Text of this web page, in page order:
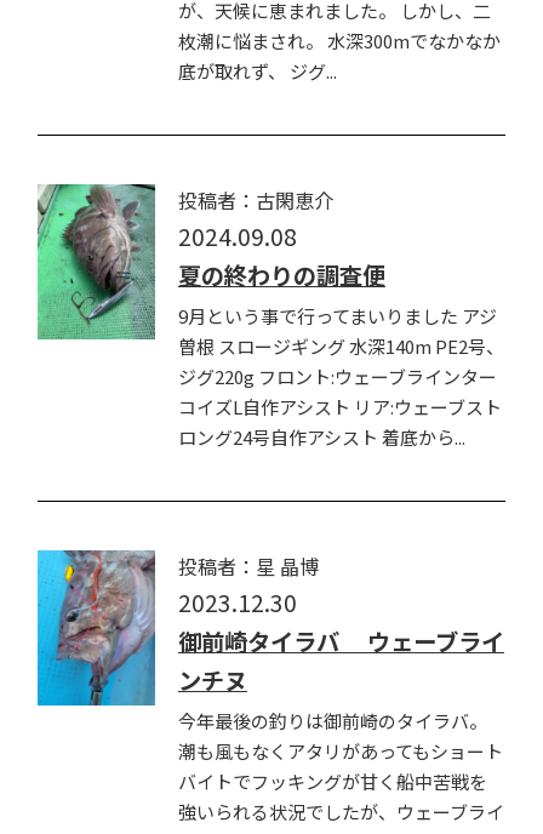
が、天候に恵まれました。 しかし、二
枚潮に悩まされ。 水深300mでなかなか
底が取れず、 ジグ...
投稿者：古閑恵介
2024.09.08
夏の終わりの調査便
9月という事で行ってまいりました アジ
曽根 スロージギング 水深140m PE2号、
ジグ220g フロント:ウェーブラインター
コイズL自作アシスト リア:ウェーブスト
ロング24号自作アシスト 着底から...
投稿者：星 晶博
2023.12.30
御前崎タイラバ ウェーブライ
ンチヌ
今年最後の釣りは御前崎のタイラバ。
潮も風もなくアタリがあってもショート
バイトでフッキングが甘く船中苦戦を
強いられる状況でしたが、ウェーブライ